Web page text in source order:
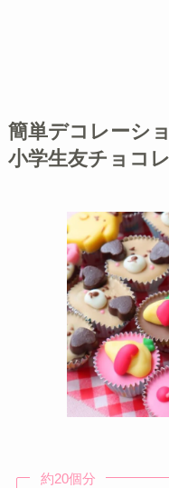
簡単デコレーシ
小学生友チョコ
約20個分